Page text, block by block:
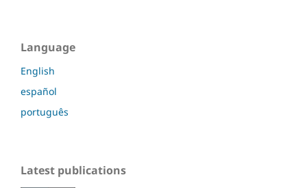
Language
English
español
português
Latest publications